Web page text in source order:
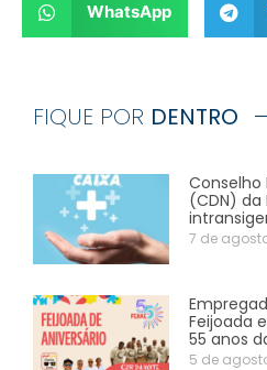
WhatsApp
FIQUE POR DENTRO
Conselho
(CDN)
7 de
Feijoada
55 anos
5 de